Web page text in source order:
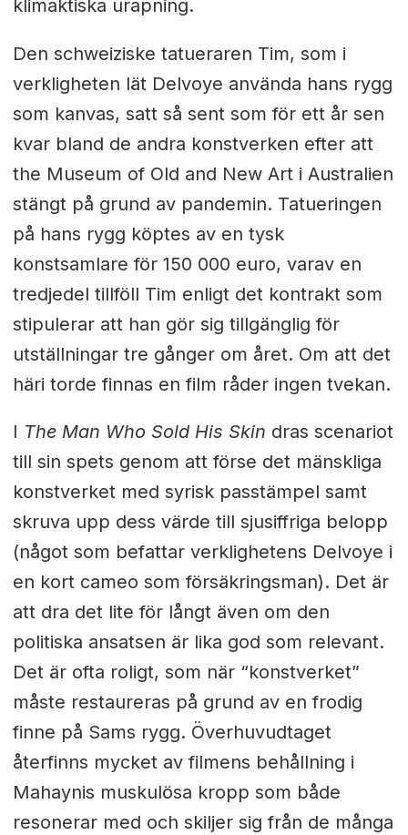
klimaktiska urapning.
Den schweiziske tatueraren Tim, som i
verkligheten lät Delvoye använda hans rygg
som kanvas, satt så sent som för ett år sen
kvar bland de andra konstverken efter att
the Museum of Old and New Art i Australien
stängt på grund av pandemin. Tatueringen
på hans rygg köptes av en tysk
konstsamlare för 150 000 euro, varav en
tredjedel tillföll Tim enligt det kontrakt som
stipulerar att han gör sig tillgänglig för
utställningar tre gånger om året. Om att det
häri torde finnas en film råder ingen tvekan.
I The Man Who Sold His Skin dras scenariot
till sin spets genom att förse det mänskliga
konstverket med syrisk passtämpel samt
skruva upp dess värde till sjusiffriga belopp
(något som befattar verklighetens Delvoye i
en kort cameo som försäkringsman). Det är
att dra det lite för långt även om den
politiska ansatsen är lika god som relevant.
Det är ofta roligt, som när “konstverket”
måste restaureras på grund av en frodig
finne på Sams rygg. Överhuvudtaget
återfinns mycket av filmens behållning i
Mahaynis muskulösa kropp som både
resonerar med och skiljer sig från de många